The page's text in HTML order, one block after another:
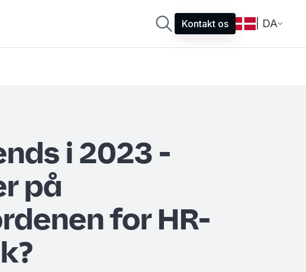
Kontakt os | DA
i 2023 -
på
for HR-